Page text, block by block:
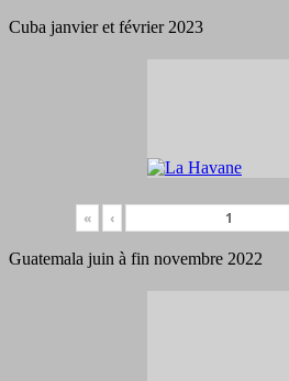
Cuba janvier et février 2023
« ‹
Guatemala juin à fin novembre 2022